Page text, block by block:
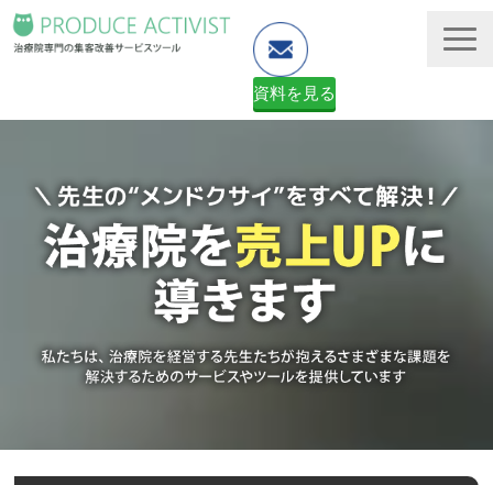
資料を見る
予約システム・顧客管理
資料ダウンロード（無料）
２ヶ月無料体験申し込みフォーム